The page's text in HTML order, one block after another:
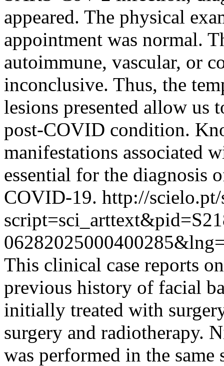
appeared. The physical
appointment was normal.
autoimmune, vascular, or
inconclusive. Thus, the
lesions presented allow us
post-COVID condition.
manifestations associated
essential for the diagnosis
COVID-19. http://
This clinical case reports
previous history of facial
initially treated with
surgery and radiotherapy.
was performed in the